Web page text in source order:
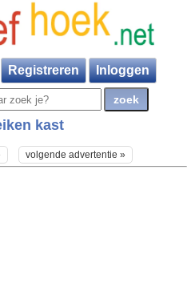
Registreren Inloggen
kast
volgende advertentie »